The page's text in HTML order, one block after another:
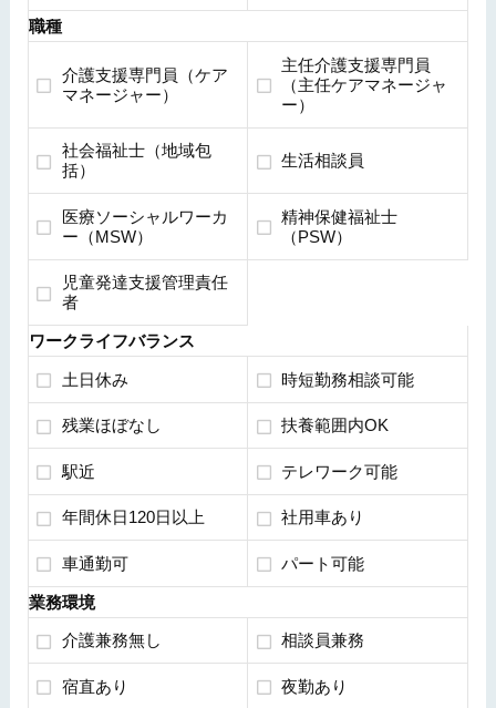
職種
介護支援専門員（ケア
マネージャー）
主任介護支援専門員
（主任ケアマネージャ
ー）
社会福祉士（地域包
括）
生活相談員
医療ソーシャルワーカ
ー（MSW）
精神保健福祉士
（PSW）
児童発達支援管理責任
者
ワークライフバランス
土日休み 時短勤務相談可能
残業ほぼなし 扶養範囲内OK
駅近 テレワーク可能
年間休日120日以上 社用車あり
車通勤可 パート可能
業務環境
介護兼務無し 相談員兼務
宿直あり 夜勤あり